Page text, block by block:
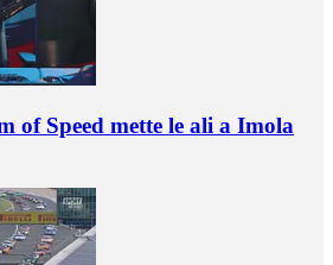
of Speed mette le ali a Imola